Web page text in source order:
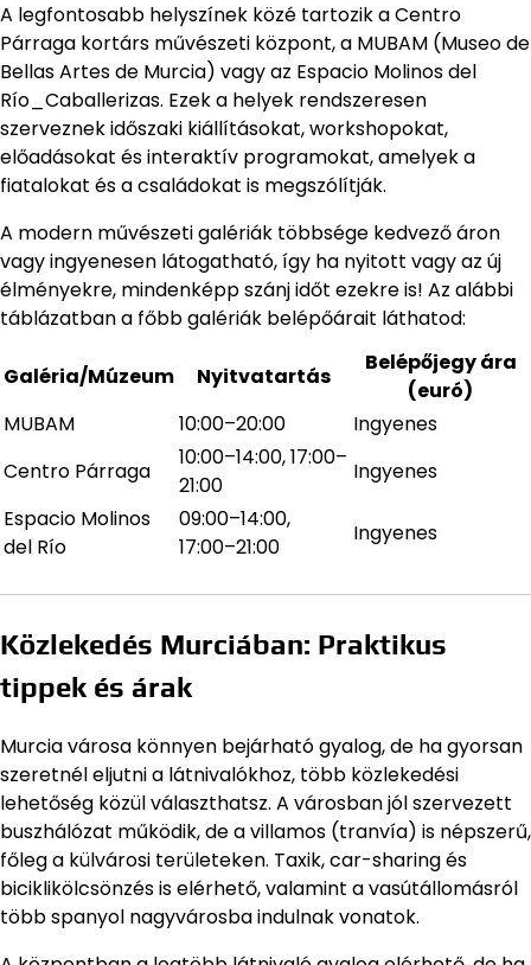
A legfontosabb helyszínek közé tartozik a Centro
Párraga kortárs művészeti központ, a MUBAM (Museo de
Bellas Artes de Murcia) vagy az Espacio Molinos del
Río_Caballerizas. Ezek a helyek rendszeresen
szerveznek időszaki kiállításokat, workshopokat,
előadásokat és interaktív programokat, amelyek a
fiatalokat és a családokat is megszólítják.
A modern művészeti galériák többsége kedvező áron
vagy ingyenesen látogatható, így ha nyitott vagy az új
élményekre, mindenképp szánj időt ezekre is! Az alábbi
táblázatban a főbb galériák belépőárait láthatod:
Galéria/Múzeum Nyitvatartás
Belépőjegy ára
(euró)
MUBAM
10:00–20:00
Ingyenes
Centro Párraga
10:00–14:00, 17:00–
21:00
Ingyenes
Espacio Molinos
del Río
09:00–14:00,
17:00–21:00
Ingyenes
Közlekedés Murciában: Praktikus
tippek és árak
Murcia városa könnyen bejárható gyalog, de ha gyorsan
szeretnél eljutni a látnivalókhoz, több közlekedési
lehetőség közül választhatsz. A városban jól szervezett
buszhálózat működik, de a villamos (tranvía) is népszerű,
főleg a külvárosi területeken. Taxik, car-sharing és
biciklikölcsönzés is elérhető, valamint a vasútállomásról
több spanyol nagyvárosba indulnak vonatok.